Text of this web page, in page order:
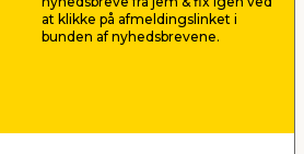
pr. stk.
Lev. omk.
at klikke på afmeldingslinket i
bunden af nyhedsbrevene.